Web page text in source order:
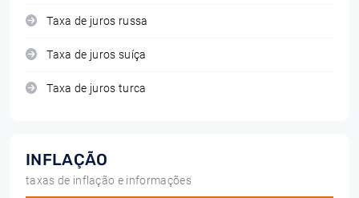
Taxa de juros russa
Taxa de juros suíça
Taxa de juros turca
INFLAÇÃO
taxas de inflação e informações